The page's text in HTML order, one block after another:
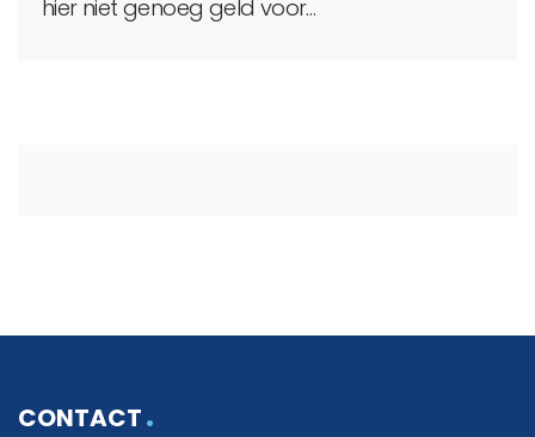
hier niet genoeg geld voor…
CONTACT